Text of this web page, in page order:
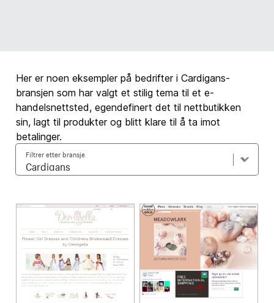
Her er noen eksempler på bedrifter i Cardigans-
bransjen som har valgt et stilig tema til et e-
handelsnettsted, egendefinert det til nettbutikken
sin, lagt til produkter og blitt klare til å ta imot
betalinger.
Filtrer etter bransje